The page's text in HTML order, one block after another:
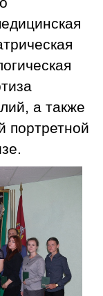
а также
портретной